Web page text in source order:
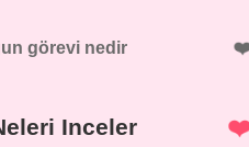
görevi nedir
Inceler